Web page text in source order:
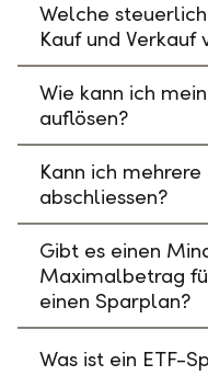
Welche
Kauf und Verkauf
Wie kann ich
auflösen?
Kann ich
abschliessen?
Gibt es einen
Maximalbetrag
einen Sparplan?
Was ist ein ETF-